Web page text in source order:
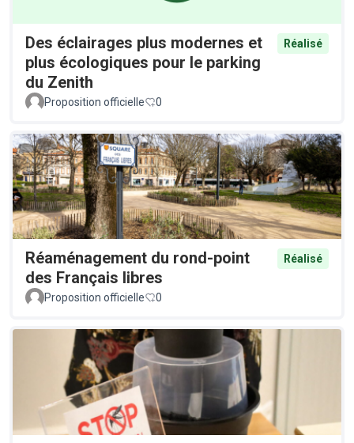
Des éclairages plus modernes et
plus écologiques pour le parking
du Zenith
Réalisé
Proposition officielle 0
Réaménagement du rond-point
des Français libres
Réalisé
Proposition officielle 0